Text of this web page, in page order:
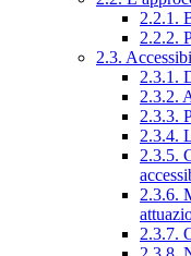
2.2.1.
2.2.2.
2.3.
2.3.1.
2.3.2.
2.3.3.
2.3.4.
2.3.5.
2.3.6.
2.3.7.